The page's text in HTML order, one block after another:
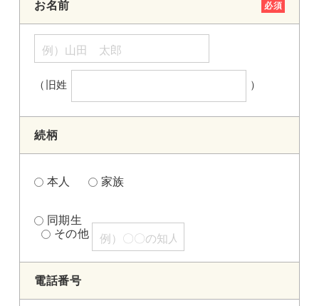
お名前 必須
（旧姓 ）
続柄
本人 家族
同期生
その他
電話番号